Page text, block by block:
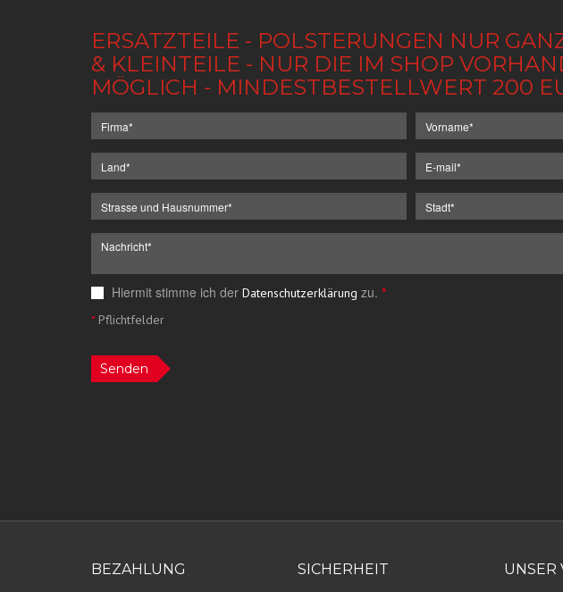
ERSATZTEILE - POLSTERUNGEN NUR
& KLEINTEILE - NUR DIE IM SHOP
MÖGLICH - MINDESTBESTELLWERT 200
Hiermit stimme ich der Datenschutzerklärung zu. *
*Pflichtfelder
Senden
BEZAHLUNG SICHERHEIT UNSER